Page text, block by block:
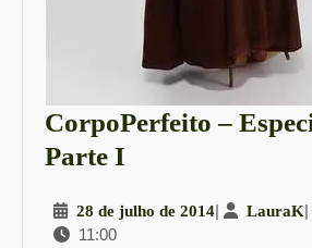
CorpoPerfeito –
Parte I
Especial
28 de julho de 201428
| LauraK|
11:00